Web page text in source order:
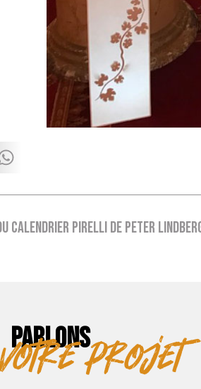
Calendrier Pirelli de Peter
PARLONSprojet